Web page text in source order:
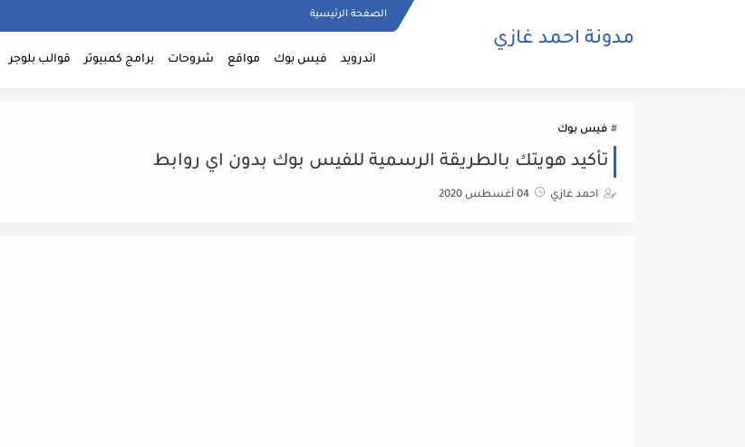
الصفحة الرئيسية
مدونة احمد غازي
اندرويد فيس بوك مواقع شروحات برامج كمبيوتر قوالب بلوجر
فيس بوك
تأكيد هويتك بالطريقة الرسمية للفيس بوك بدون اي روابط
احمد غازي 04 أغسطس 2020